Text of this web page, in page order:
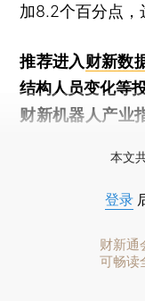
加8.2个百分点，
推荐进入财新数
结构人员变化等
财新机器人产业
本文
登录
财新通
可畅读